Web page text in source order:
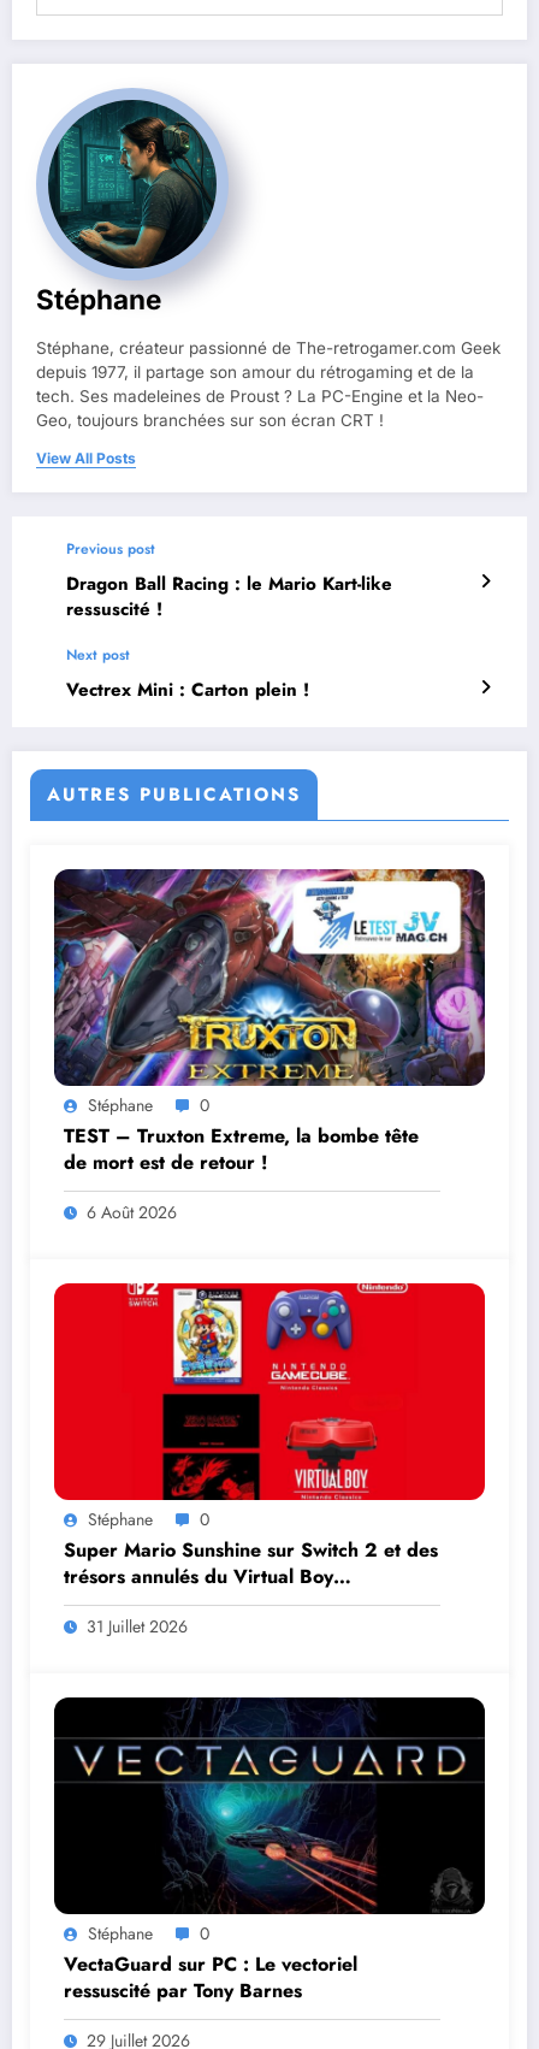
Stéphane
Stéphane, créateur passionné de The-retrogamer.com Geek
depuis 1977, il partage son amour du rétrogaming et de la
tech. Ses madeleines de Proust ? La PC-Engine et la Neo-
Geo, toujours branchées sur son écran CRT !
View All Posts
Previous post
Dragon Ball Racing : le Mario Kart-like
ressuscité !
Next post
Vectrex Mini : Carton plein !
AUTRES PUBLICATIONS
Stéphane 0
TEST – Truxton Extreme, la bombe tête
de mort est de retour !
6 Août 2026
Stéphane 0
Super Mario Sunshine sur Switch 2 et des
trésors annulés du Virtual Boy
débarquent en août
31 Juillet 2026
Stéphane 0
VectaGuard sur PC : Le vectoriel
ressuscité par Tony Barnes
29 Juillet 2026